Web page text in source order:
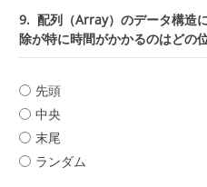
9. 配列（Array）のデータ構造
除が特に時間がかかるのはどの
先頭
中央
末尾
ランダム